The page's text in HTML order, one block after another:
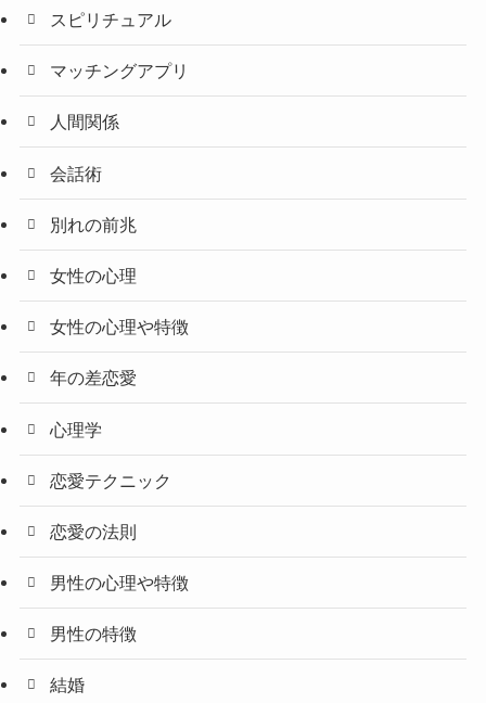
スピリチュアル
マッチングアプリ
人間関係
会話術
別れの前兆
女性の心理
女性の心理や特徴
年の差恋愛
心理学
恋愛テクニック
恋愛の法則
男性の心理や特徴
男性の特徴
結婚